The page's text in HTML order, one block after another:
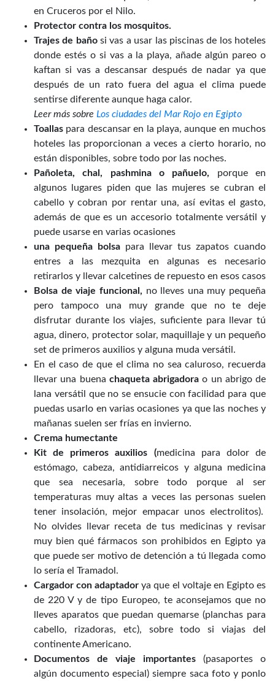
en Cruceros por el Nilo.
Protector contra los mosquitos.
Trajes de bañosi vas a usar las piscinas de los hoteles
donde estés o si vas a la playa, añade algún pareo o
kaftan si vas a descansar después de nadar ya que
después de un rato fuera del agua el clima puede
sentirse diferente aunque haga calor.
Leer más sobre Los ciudades del Mar Rojo en Egipto
Toallas para descansar en la playa, aunque en muchos
hoteles las proporcionan a veces a cierto horario, no
están disponibles, sobre todo por las noches.
Pañoleta, chal, pashmina o pañuelo, porque en
algunos lugares piden que las mujeres se cubran el
cabello y cobran por rentar una, así evitas el gasto,
además de que es un accesorio totalmente versátil y
puede usarse en varias ocasiones
una pequeña bolsa para llevar tus zapatos cuando
entres a las mezquita en algunas es necesario
retirarlos y llevar calcetines de repuesto en esos casos
Bolsa de viaje funcional, no lleves una muy pequeña
pero tampoco una muy grande que no te deje
disfrutar durante los viajes, suficiente para llevar tú
agua, dinero, protector solar, maquillaje y un pequeño
set de primeros auxilios y alguna muda versátil.
En el caso de que el clima no sea caluroso, recuerda
llevar una buena chaqueta abrigadora o un abrigo de
lana versátil que no se ensucie con facilidad para que
puedas usarlo en varias ocasiones ya que las noches y
mañanas suelen ser frías en invierno.
Crema humectante
Kit de primeros auxilios (medicina para dolor de
estómago, cabeza, antidiarreicos y alguna medicina
que sea necesaria, sobre todo porque al ser
temperaturas muy altas a veces las personas suelen
tener insolación, mejor empacar unos electrolitos).
No olvides llevar receta de tus medicinas y revisar
muy bien qué fármacos son prohibidos en Egipto ya
que puede ser motivo de detención a tú llegada como
lo sería el Tramadol.
Cargador con adaptador ya que el voltaje en Egipto es
de 220 V y de tipo Europeo, te aconsejamos que no
lleves aparatos que puedan quemarse (planchas para
cabello, rizadoras, etc), sobre todo si viajas del
continente Americano.
Documentos de viaje importantes (pasaportes o
algún documento especial) siempre saca foto y ponlo